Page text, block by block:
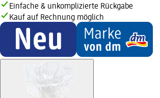
Einfache & unkomplizierte Rückgabe
Kauf auf Rechnung möglich